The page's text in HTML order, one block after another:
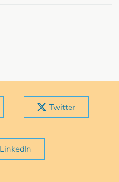
Twitter
LinkedIn